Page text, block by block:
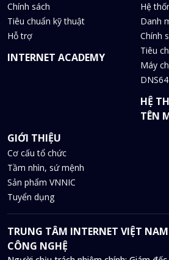
Chính sách
Tiêu chuẩn kỹ thuật
Hỗ trợ
INTERNET ACADEMY
Hệ
Danh
Chính
Tiêu
Máy
DNS64
HỆ
TÊN
GIỚI THIỆU
Cơ cấu tổ chức
Tầm nhìn, sứ mệnh
Sản phẩm VNNIC
Tuyển dụng
TRUNG TÂM INTERNET VIỆT
CÔNG NGHỆ